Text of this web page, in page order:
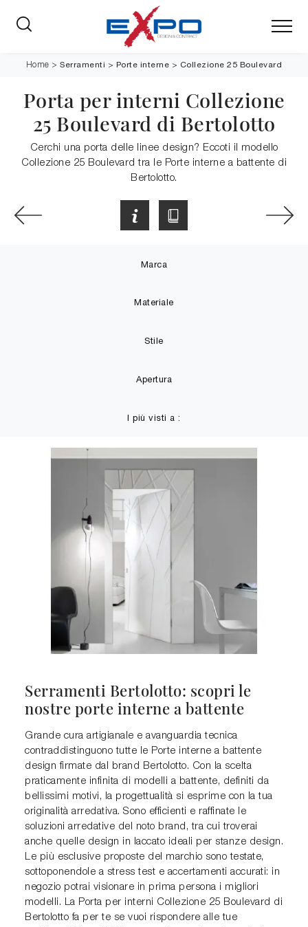
Home >Serramenti > Porte interne > Collezione 25 Boulevard
Porta per interni Collezione
25 Boulevard di Bertolotto
Cerchi una porta delle linee design? Eccoti il modello
Collezione 25 Boulevard tra le Porte interne a battente di
Bertolotto.
Marca
Materiale
Stile
Apertura
I più visti a :
Serramenti Bertolotto: scopri le
nostre porte interne a battente
Grande cura artigianale e avanguardia tecnica
contraddistinguono tutte le Porte interne a battente
design firmate dal brand Bertolotto. Con la scelta
praticamente infinita di modelli a battente, definiti da
bellissimi motivi, la progettualità si esprime con la tua
originalità arredativa. Sono efficienti e raffinate le
soluzioni arredative del noto brand, tra cui troverai
anche quelle design in laccato ideali per stanze design.
Le più esclusive proposte del marchio sono testate,
sottoponendole a stress test e accertamenti accurati: in
negozio potrai visionare in prima persona i migliori
modelli. La Porta per interni Collezione 25 Boulevard di
Bertolotto fa per te se vuoi rispondere alle tue